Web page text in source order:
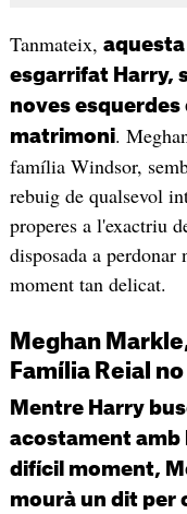
Tanmateix,
esgarrifat Harry,
noves
matrimoni.
família Windsor,
rebuig de qualsevol
properes a l'exactriu
disposada a
moment tan delicat.
Meghan
Família Reial
Mentre Harry
acostament amb
difícil moment,
mourà un dit per